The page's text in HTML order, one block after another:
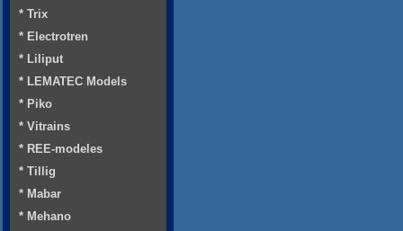
* Trix
* Electrotren
* Liliput
* LEMATEC Models
* Piko
* Vitrains
* REE-modeles
* Tillig
* Mabar
* Mehano